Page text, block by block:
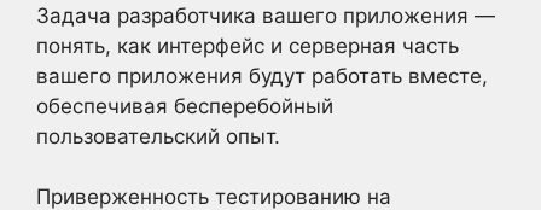
Задача разработчика вашего приложения —
понять, как интерфейс и серверная часть
вашего приложения будут работать вместе,
обеспечивая бесперебойный
пользовательский опыт.
Приверженность тестированию на